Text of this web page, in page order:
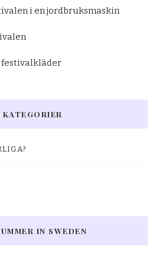
i en jordbruksmaskin
festivalkläder
KATEGORIER
IN SWEDEN